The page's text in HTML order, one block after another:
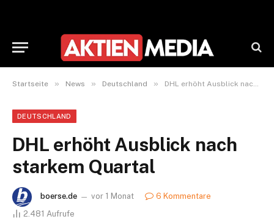
Startseite » News » Deutschland » DHL erhöht Ausblick nach starkem Quartal
DEUTSCHLAND
DHL erhöht Ausblick nach
starkem Quartal
boerse.de vor 1 Monat
6 Kommentare
2.481 Aufrufe